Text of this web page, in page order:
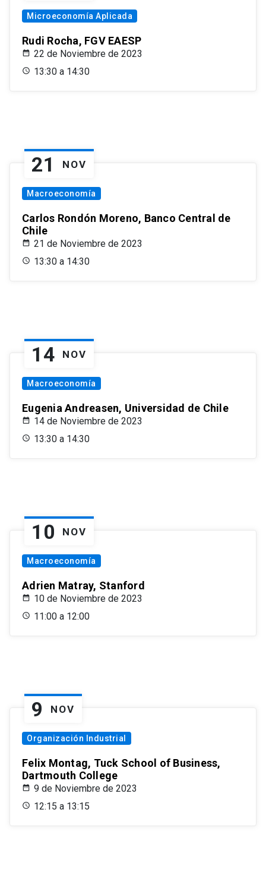
Microeconomía Aplicada
Rudi Rocha, FGV EAESP
22 de Noviembre de 2023
13:30 a 14:30
21 NOV
Macroeconomía
Carlos Rondón Moreno, Banco Central de
Chile
21 de Noviembre de 2023
13:30 a 14:30
14 NOV
Macroeconomía
Eugenia Andreasen, Universidad de Chile
14 de Noviembre de 2023
13:30 a 14:30
10 NOV
Macroeconomía
Adrien Matray, Stanford
10 de Noviembre de 2023
11:00 a 12:00
9 NOV
Organización Industrial
Felix Montag, Tuck School of Business,
Dartmouth College
9 de Noviembre de 2023
12:15 a 13:15